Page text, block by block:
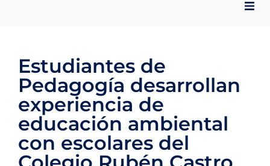
Quiénes Somos
Programas VcM
Centros PUCV
Redes y Alianzas
Estudiantes de
Pedagogía desarrollan
experiencia de
educación ambiental
con escolares del